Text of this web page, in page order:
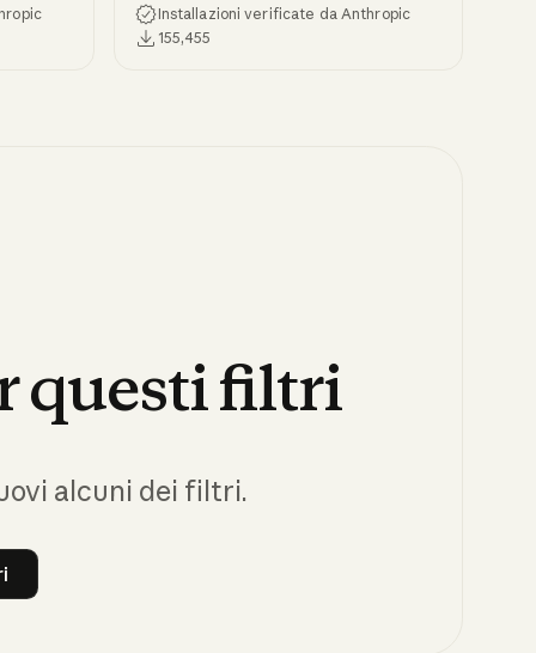
apprendimenti e tieni aggiornata la
memoria del progetto.
Installazioni verificate da Anthropic
155,455
questifiltri
alcuni dei filtri.
i filtri